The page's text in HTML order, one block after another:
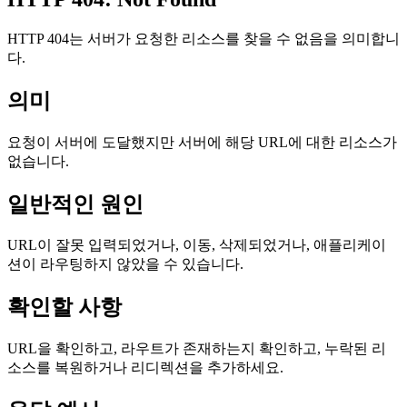
HTTP 404는 서버가 요청한 리소스를 찾을 수 없음을 의미합니
다.
의미
요청이 서버에 도달했지만 서버에 해당 URL에 대한 리소스가
없습니다.
일반적인 원인
URL이 잘못 입력되었거나, 이동, 삭제되었거나, 애플리케이
션이 라우팅하지 않았을 수 있습니다.
확인할 사항
URL을 확인하고, 라우트가 존재하는지 확인하고, 누락된 리
소스를 복원하거나 리디렉션을 추가하세요.